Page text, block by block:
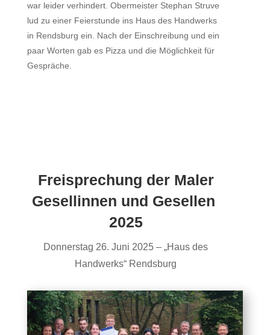
war leider verhindert. Obermeister Stephan Struve
lud zu einer Feierstunde ins Haus des Handwerks
in Rendsburg ein. Nach der Einschreibung und ein
paar Worten gab es Pizza und die Möglichkeit für
Gespräche.
Freisprechung der Maler
Gesellinnen und Gesellen
2025
Donnerstag 26. Juni 2025 – „Haus des
Handwerks“ Rendsburg